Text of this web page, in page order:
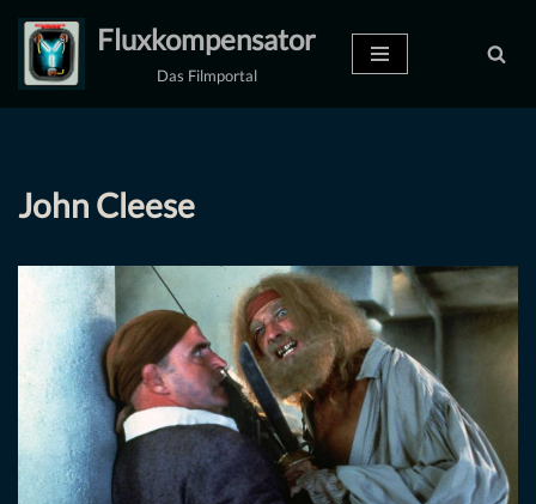
Zum
Inhalt
Fluxkompensator
Das Filmportal
John Cleese